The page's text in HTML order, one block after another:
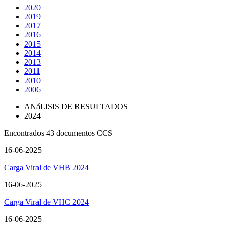
2020
2019
2017
2016
2015
2014
2013
2011
2010
2006
ANáLISIS DE RESULTADOS
2024
Encontrados 43 documentos CCS
16-06-2025
Carga Viral de VHB 2024
16-06-2025
Carga Viral de VHC 2024
16-06-2025